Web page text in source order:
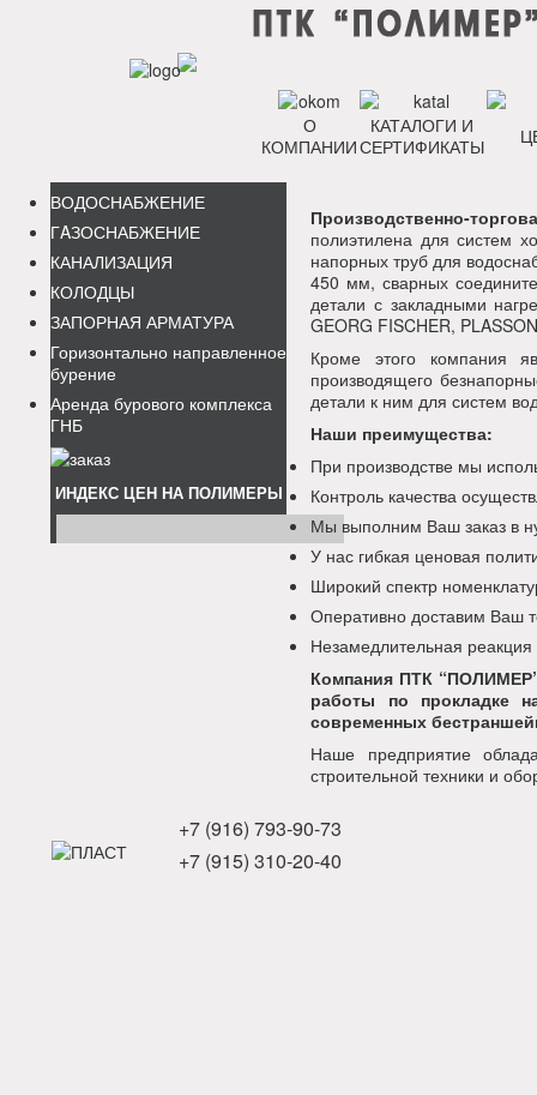
О
КОМПАНИИ
КАТАЛОГИ И
СЕРТИФИКАТЫ
ВОДОСНАБЖЕНИЕ
ГAЗОСНАБЖЕНИЕ
КАНАЛИЗАЦИЯ
КОЛОДЦЫ
ЗАПОРНАЯ АРМАТУРА
Горизонтально направленное
бурение
Аренда бурового комплекса
ГНБ
ИНДЕКС ЦЕН НА ПОЛИМЕРЫ
Производственно-
полиэтилена для систем
напорных труб для
450 мм, сварных
детали с закладными
GEORG FISCHER,
Кроме этого компания
производящего
детали к ним для систем
Наши преимущества:
При производстве мы
Контроль качества
Мы выполним Ваш заказ в
У нас гибкая ценовая
Широкий спектр
Оперативно доставим Ваш
Незамедлительная
Компания ПТК
работы по прокладке
современных
Наше предприятие
строительной техники и
+7 (916) 793-90-73
+7 (915) 310-20-40